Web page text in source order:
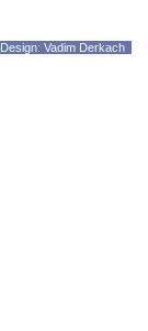
Design: Vadim Derkach